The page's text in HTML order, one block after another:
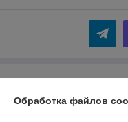
Юридическое лицо:
Обработка файлов